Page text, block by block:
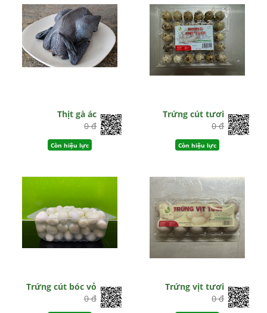
Thịt gà ác
0 đ
Còn hiệu lực
Trứng cút tươi
0 đ
Còn hiệu lực
Trứng cút bóc vỏ
0 đ
Trứng vịt tươi
0 đ